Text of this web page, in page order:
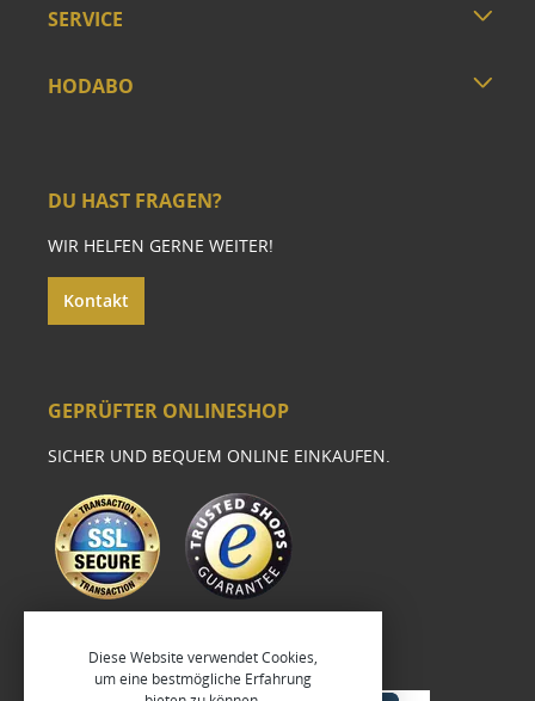
SERVICE
HODABO
DU HAST FRAGEN?
WIR HELFEN GERNE WEITER!
Kontakt
GEPRÜFTER ONLINESHOP
SICHER UND BEQUEM ONLINE EINKAUFEN.
Diese Website verwendet Cookies,
um eine bestmögliche Erfahrung